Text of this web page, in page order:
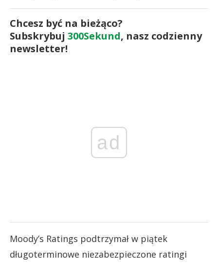
Chcesz być na bieżąco?
Subskrybuj 300Sekund, nasz codzienny
newsletter!
ad
Moody’s Ratings podtrzymał w piątek
długoterminowe niezabezpieczone ratingi